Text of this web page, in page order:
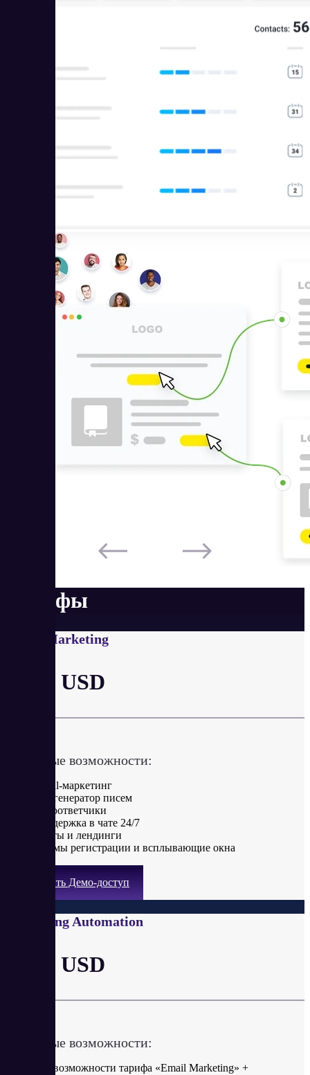
Тарифы
Email Marketing
от 19 USD
Ключевые возможности:
Email-маркетинг
ИИ-генератор писем
Автоответчики
Поддержка в чате 24/7
Сайты и лендинги
Формы регистрации и всплывающие окна
Получить Демо-доступ
Marketing Automation
от 59 USD
Ключевые возможности:
Все возможности тарифа «Email Marketing» +